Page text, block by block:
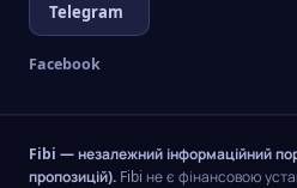
Telegram
Facebook
Fibi — незалежний інформаційний
пропозицій). Fibi не є фінансовою